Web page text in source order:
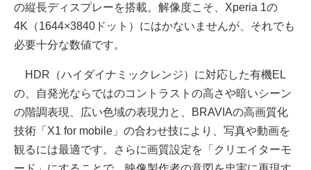
の縦長ディスプレーを搭載。解像度こそ、Xperia 1の
4K（1644×3840ドット）にはかないませんが、それでも
必要十分な数値です。
HDR（ハイダイナミックレンジ）に対応した有機EL
の、自発光ならではのコントラストの高さや暗いシーン
の階調表現、広い色域の表現力と、BRAVIAの高画質化
技術「X1 for mobile」の合わせ技により、写真や動画を
観るには最適です。さらに画質設定を「クリエイターモ